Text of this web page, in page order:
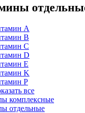
A
B
C
D
E
K
P
все
комплексные
отдельные